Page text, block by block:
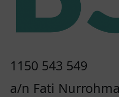
1150 543 549
a/n Fati